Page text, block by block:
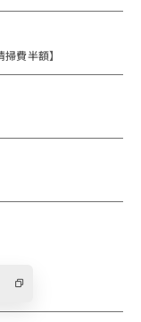
グを実施して
環です。
るのにおスス
費半額】